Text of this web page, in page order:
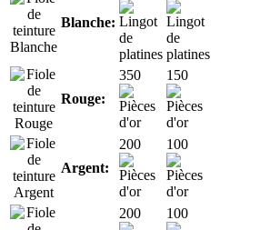
Blanche:
Rouge:
350 150
Argent:
200 100
200 100